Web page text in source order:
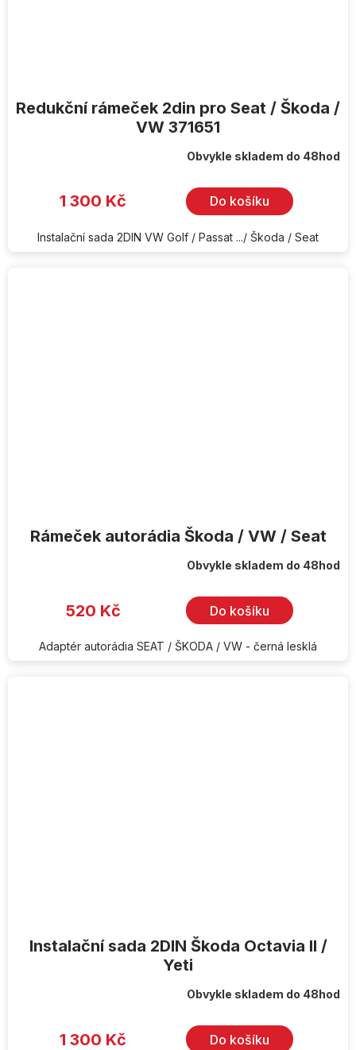
Redukční rámeček 2din pro Seat / Škoda /
VW 371651
Obvykle skladem do 48hod
1 300 Kč Do košíku
Instalační sada 2DIN VW Golf / Passat .../ Škoda / Seat
Rámeček autorádia Škoda / VW / Seat
hvězdiček.
Obvykle skladem do 48hod
520 Kč Do košíku
Adaptér autorádia SEAT / ŠKODA / VW - černá lesklá
Instalační sada 2DIN Škoda Octavia II /
Yeti
Obvykle skladem do 48hod
1 300 Kč Do košíku